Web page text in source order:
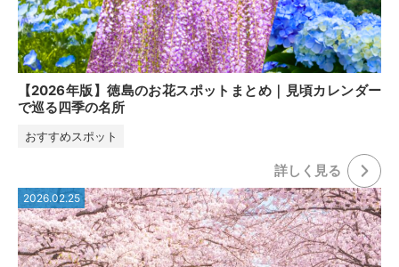
【2026年版】徳島のお花スポットまとめ｜見頃カレンダー
で巡る四季の名所
おすすめスポット
詳しく⾒る
2026.02.25